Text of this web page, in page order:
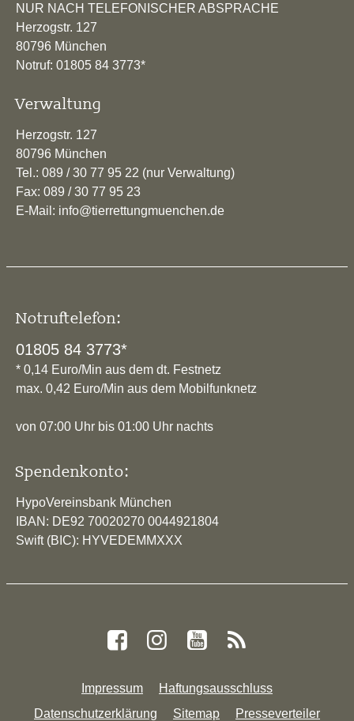
NUR NACH TELEFONISCHER ABSPRACHE
Herzogstr. 127
80796 München
Notruf: 01805 84 3773*
Verwaltung
Herzogstr. 127
80796 München
Tel.: 089 / 30 77 95 22 (nur Verwaltung)
Fax: 089 / 30 77 95 23
E-Mail: info@tierrettungmuenchen.de
Notruftelefon:
01805 84 3773*
* 0,14 Euro/Min aus dem dt. Festnetz
max. 0,42 Euro/Min aus dem Mobilfunknetz
von 07:00 Uhr bis 01:00 Uhr nachts
Spendenkonto:
HypoVereinsbank München
IBAN: DE92 70020270 0044921804
Swift (BIC): HYVEDEMMXXX
Impressum
Haftungsausschluss
Datenschutzerklärung
Sitemap Presseverteiler